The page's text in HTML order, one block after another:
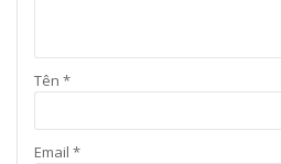
Tên *
Email *